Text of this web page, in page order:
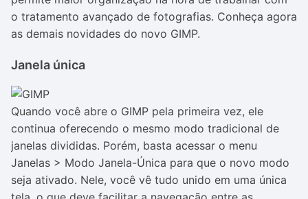
o tratamento avançado de fotografias. Conheça agora
as demais novidades do novo GIMP.
Janela única
Quando você abre o GIMP pela primeira vez, ele
continua oferecendo o mesmo modo tradicional de
janelas divididas. Porém, basta acessar o menu
Janelas > Modo Janela-Única para que o novo modo
seja ativado. Nele, você vê tudo unido em uma única